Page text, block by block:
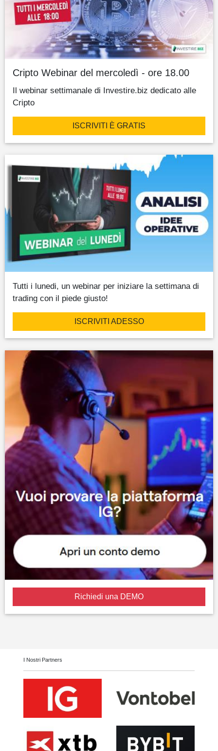
Cripto Webinar del mercoledì - ore 18.00
Il webinar settimanale di Investire.biz dedicato alle
Cripto
ISCRIVITI È GRATIS
Tutti i lunedi, un webinar per iniziare la settimana di
trading con il piede giusto!
ISCRIVITI ADESSO
Richiedi una DEMO
I Nostri Partners